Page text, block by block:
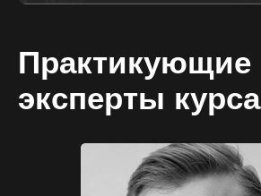
Практикующие
эксперты курса